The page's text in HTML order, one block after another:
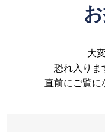
大
恐れ入りま
直前にご覧に